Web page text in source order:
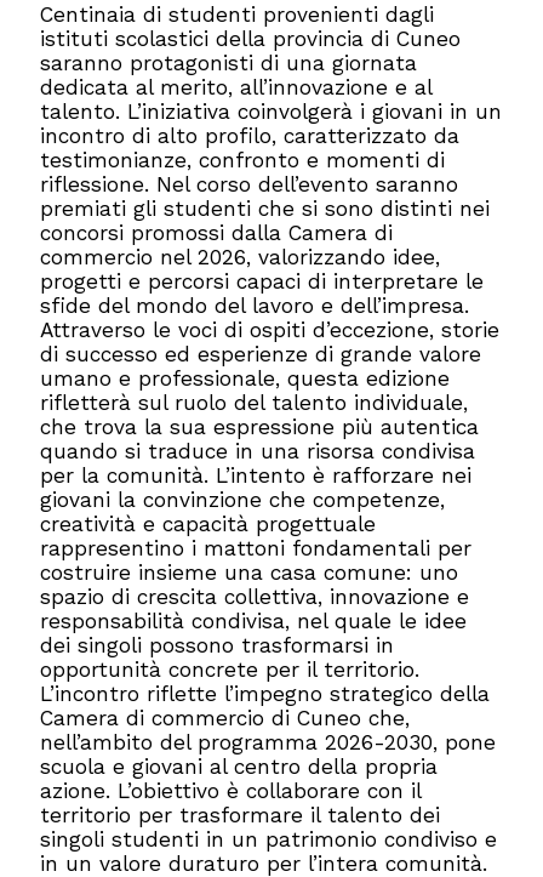
Centinaia di studenti provenienti dagli
istituti scolastici della provincia di Cuneo
saranno protagonisti di una giornata
dedicata al merito, all’innovazione e al
talento. L’iniziativa coinvolgerà i giovani in un
incontro di alto profilo, caratterizzato da
testimonianze, confronto e momenti di
riflessione. Nel corso dell’evento saranno
premiati gli studenti che si sono distinti nei
concorsi promossi dalla Camera di
commercio nel 2026, valorizzando idee,
progetti e percorsi capaci di interpretare le
sfide del mondo del lavoro e dell’impresa.
Attraverso le voci di ospiti d’eccezione, storie
di successo ed esperienze di grande valore
umano e professionale, questa edizione
rifletterà sul ruolo del talento individuale,
che trova la sua espressione più autentica
quando si traduce in una risorsa condivisa
per la comunità. L’intento è rafforzare nei
giovani la convinzione che competenze,
creatività e capacità progettuale
rappresentino i mattoni fondamentali per
costruire insieme una casa comune: uno
spazio di crescita collettiva, innovazione e
responsabilità condivisa, nel quale le idee
dei singoli possono trasformarsi in
opportunità concrete per il territorio.
L’incontro riflette l’impegno strategico della
Camera di commercio di Cuneo che,
nell’ambito del programma 2026-2030, pone
scuola e giovani al centro della propria
azione. L’obiettivo è collaborare con il
territorio per trasformare il talento dei
singoli studenti in un patrimonio condiviso e
in un valore duraturo per l’intera comunità.